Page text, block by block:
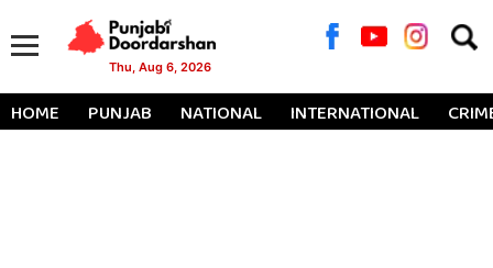
Thu, Aug 6, 2026
for:
HOME PUNJAB NATIONAL INTERNATIONAL